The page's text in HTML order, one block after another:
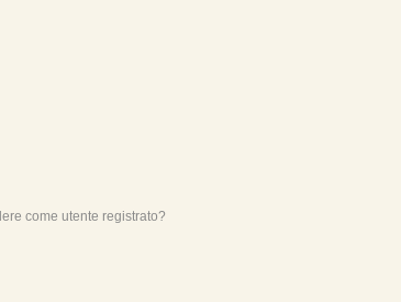
come utente registrato?